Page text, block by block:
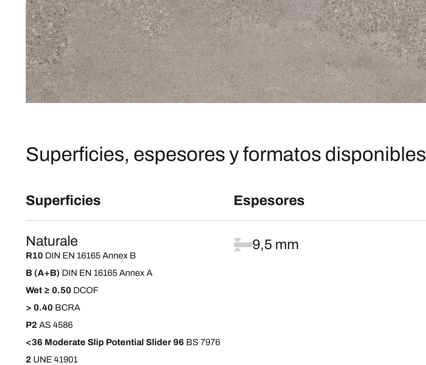
Superficies, espesores y formatos disponibles
Superficies Espesores
Naturale
R10 DIN EN 16165 Annex B
B (A+B) DIN EN 16165 Annex A
Wet ≥ 0.50 DCOF
> 0.40 BCRA
P2 AS 4586
<36 Moderate Slip Potential Slider 96 BS 7976
2 UNE 41901
9,5 mm